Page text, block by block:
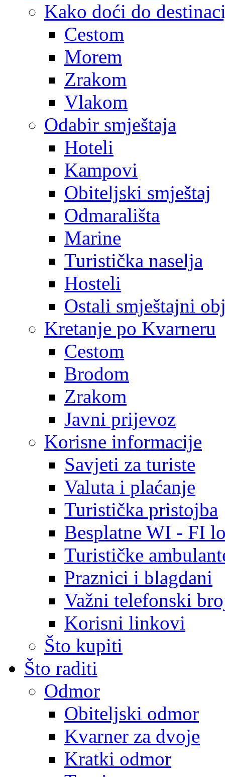
Kako doći do
Cestom
Morem
Zrakom
Vlakom
Odabir smještaja
Hoteli
Kampovi
Obiteljski smještaj
Odmarališta
Marine
Turistička naselja
Hosteli
Ostali smještajni
Kretanje po Kvarneru
Cestom
Brodom
Zrakom
Javni prijevoz
Korisne informacije
Savjeti za turiste
Valuta i plaćanje
Turistička pristojba
Besplatne WI - FI
Turističke
Praznici i blagdani
Važni telefonski
Korisni linkovi
Što kupiti
Što raditi
Odmor
Obiteljski odmor
Kvarner za dvoje
Kratki odmor